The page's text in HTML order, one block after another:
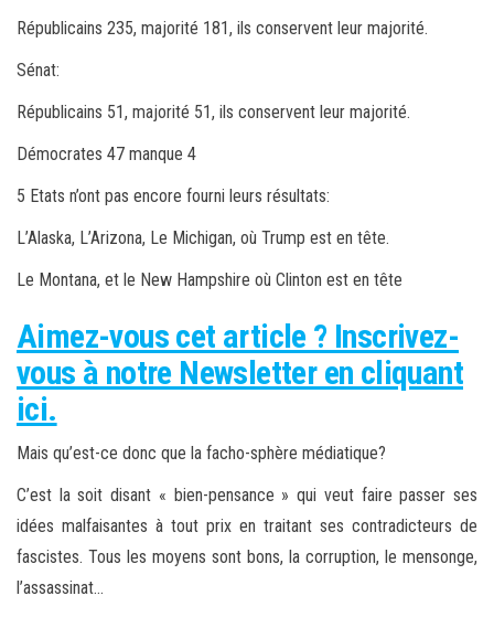
Républicains 235, majorité 181, ils conservent leur majorité.
Sénat:
Républicains 51, majorité 51, ils conservent leur majorité.
Démocrates 47 manque 4
5 Etats n’ont pas encore fourni leurs résultats:
L’Alaska, L’Arizona, Le Michigan, où Trump est en tête.
Le Montana, et le New Hampshire où Clinton est en tête
Aimez-vous cet article ? Inscrivez-
vous à notre Newsletter en cliquant
ici.
Mais qu’est-ce donc que la facho-sphère médiatique?
C’est la soit disant « bien-pensance » qui veut faire passer ses
idées malfaisantes à tout prix en traitant ses contradicteurs de
fascistes. Tous les moyens sont bons, la corruption, le mensonge,
l’assassinat…